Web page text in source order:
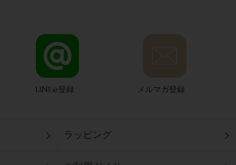
LINE@登録 メルマガ登録
ラッピング